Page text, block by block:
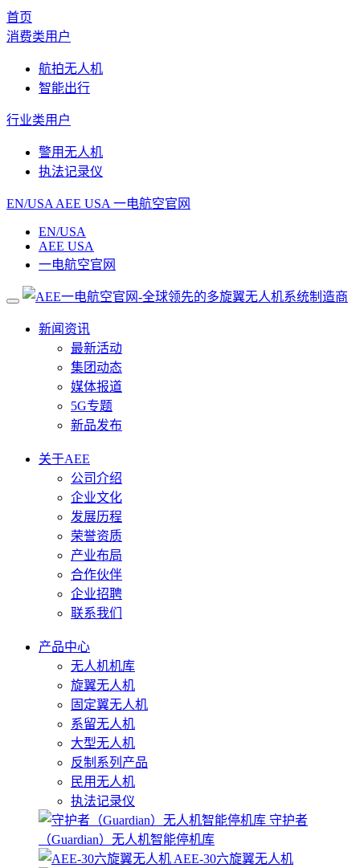
首页
消费类用户
航拍无人机
智能出行
行业类用户
警用无人机
执法记录仪
EN/USA AEE USA 一电航空官网
EN/USA
AEE USA
一电航空官网
新闻资讯
最新活动
集团动态
媒体报道
5G专题
新品发布
关于AEE
公司介绍
企业文化
发展历程
荣誉资质
产业布局
合作伙伴
企业招聘
联系我们
产品中心
无人机机库
旋翼无人机
固定翼无人机
系留无人机
大型无人机
反制系列产品
民用无人机
执法记录仪
守护者
（Guardian）无人机智能停机库
AEE-30六旋翼无人机